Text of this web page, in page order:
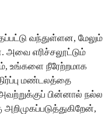
வந்துள்ளன, மேலும்
எரிச்சலூட்டும்
உங்களை நீரேற்றமாக
மண்டலத்தை
பின்னால் நல்ல